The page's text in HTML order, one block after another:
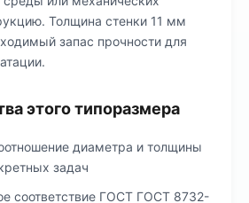
Толщина стенки 11 мм
запас прочности для
этого типоразмера
диаметра и толщины
задач
соответствие ГОСТ ГОСТ 8732-